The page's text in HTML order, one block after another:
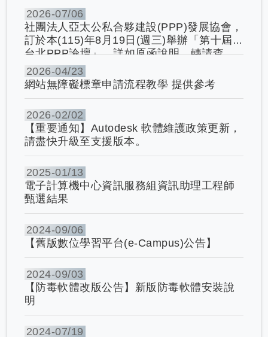
2026-07/06
社團法人亞太公私合夥建設(PPP)發展協會，
訂於本(115)年8月19日(週三)舉辦「第十屆
台北PPP論壇」，詳如原函說明，轉請查
照。
2026-04/23
網站無障礙標章申請流程教學 提供參考
2026-02/02
【重要通知】Autodesk 軟體維護政策更新，
請盡快升級至支援版本。
2025-01/13
電子計算機中心資訊服務組資訊助理工程師
甄選結果
2024-09/06
【舊版數位學習平台(e-Campus)公告】
2024-09/03
【防毒軟體改版公告】新版防毒軟體安裝說
明
2024-07/19